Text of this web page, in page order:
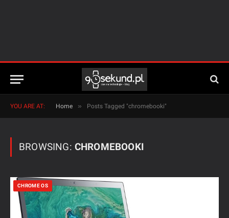
YOU ARE AT: Home » Posts Tagged "chromebooki"
BROWSING: CHROMEBOOKI
CHROME OS